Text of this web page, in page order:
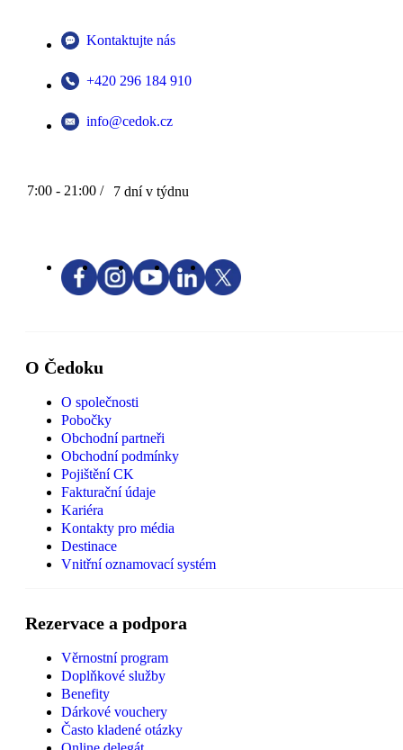
Kontaktujte nás
+420 296 184 910
info@cedok.cz
7:00 - 21:00 / 7 dní v týdnu
O Čedoku
O společnosti
Pobočky
Obchodní partneři
Obchodní podmínky
Pojištění CK
Fakturační údaje
Kariéra
Kontakty pro média
Destinace
Vnitřní oznamovací systém
Rezervace a podpora
Věrnostní program
Doplňkové služby
Benefity
Dárkové vouchery
Často kladené otázky